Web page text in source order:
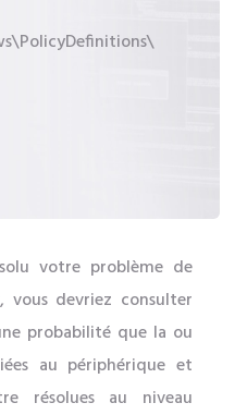
votre problème de
vous devriez consulter
probabilité que la ou
au périphérique et
résolues au niveau